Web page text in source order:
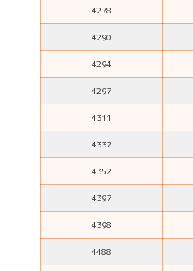
4278
4290
4294
4297
4311
4337
4352
4397
4398
4488